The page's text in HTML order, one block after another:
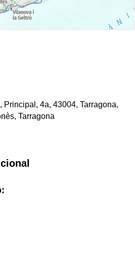
Principal, 4a, 43004, Tarragona,
Tarragona